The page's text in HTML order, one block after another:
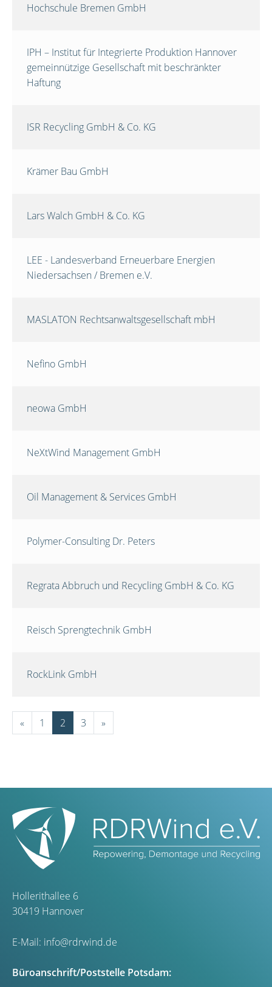
Hochschule Bremen GmbH
IPH – Institut für Integrierte Produktion Hannover
gemeinnützige Gesellschaft mit beschränkter
Haftung
ISR Recycling GmbH & Co. KG
Krämer Bau GmbH
Lars Walch GmbH & Co. KG
LEE - Landesverband Erneuerbare Energien
Niedersachsen / Bremen e.V.
MASLATON Rechtsanwaltsgesellschaft mbH
Nefino GmbH
neowa GmbH
NeXtWind Management GmbH
Oil Management & Services GmbH
Polymer-Consulting Dr. Peters
Regrata Abbruch und Recycling GmbH & Co. KG
Reisch Sprengtechnik GmbH
RockLink GmbH
« 1 2 3 »
Hollerithallee 6
30419 Hannover
E-Mail: info@rdrwind.de
Büroanschrift/Poststelle Potsdam: